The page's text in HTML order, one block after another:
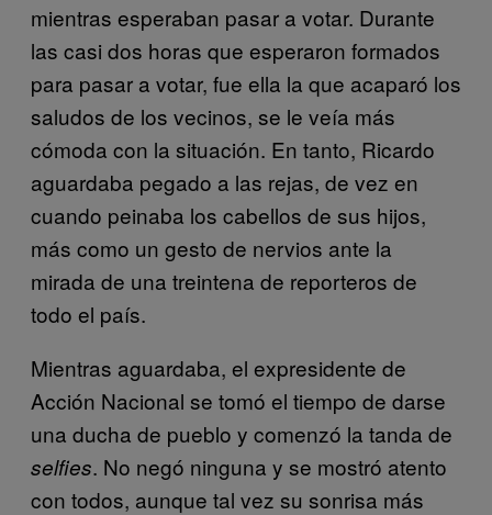
mientras esperaban pasar a votar. Durante
las casi dos horas que esperaron formados
para pasar a votar, fue ella la que acaparó los
saludos de los vecinos, se le veía más
cómoda con la situación. En tanto, Ricardo
aguardaba pegado a las rejas, de vez en
cuando peinaba los cabellos de sus hijos,
más como un gesto de nervios ante la
mirada de una treintena de reporteros de
todo el país.
Mientras aguardaba, el expresidente de
Acción Nacional se tomó el tiempo de darse
una ducha de pueblo y comenzó la tanda de
selfies. No negó ninguna y se mostró atento
con todos, aunque tal vez su sonrisa más